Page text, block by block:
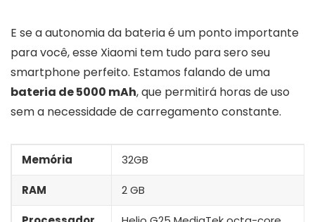
E se a autonomia da bateria é um ponto importante
para você, esse Xiaomi tem tudo para sero seu
smartphone perfeito. Estamos falando de uma
bateria de 5000 mAh, que permitirá horas de uso
sem a necessidade de carregamento constante.
Memória 32GB
RAM 2 GB